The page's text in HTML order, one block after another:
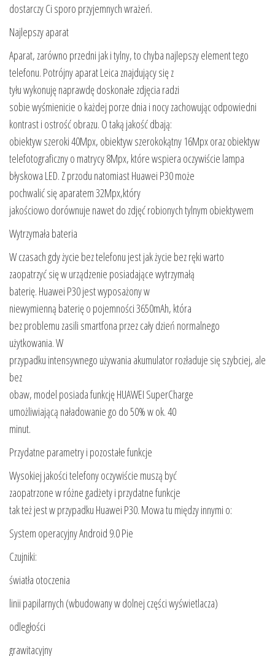
dostarczy Ci sporo przyjemnych wrażeń.
Najlepszy aparat
Aparat, zarówno przedni jak i tylny, to chyba najlepszy element tego
telefonu. Potrójny aparat Leica znajdujący się z
tyłu wykonuję naprawdę doskonałe zdjęcia radzi
sobie wyśmienicie o każdej porze dnia i nocy zachowując odpowiedni
kontrast i ostrość obrazu. O taką jakość dbają:
obiektyw szeroki 40Mpx, obiektyw szerokokątny 16Mpx oraz obiektyw
telefotograficzny o matrycy 8Mpx, które wspiera oczywiście lampa
błyskowa LED. Z przodu natomiast Huawei P30 może
pochwalić się aparatem 32Mpx,który
jakościowo dorównuje nawet do zdjęć robionych tylnym obiektywem
Wytrzymała bateria
W czasach gdy życie bez telefonu jest jak życie bez ręki warto
zaopatrzyć się w urządzenie posiadające wytrzymałą
baterię. Huawei P30 jest wyposażony w
niewymienną baterię o pojemności 3650mAh, która
bez problemu zasili smartfona przez cały dzień normalnego
użytkowania. W
przypadku intensywnego używania akumulator rozładuje się szybciej, ale
bez
obaw, model posiada funkcję HUAWEI SuperCharge
umożliwiającą naładowanie go do 50% w ok. 40
minut.
Przydatne parametry i pozostałe funkcje
Wysokiej jakości telefony oczywiście muszą być
zaopatrzone w różne gadżety i przydatne funkcje
tak też jest w przypadku Huawei P30. Mowa tu między innymi o:
System operacyjny Android 9.0 Pie
Czujniki:
światła otoczenia
linii papilarnych (wbudowany w dolnej części wyświetlacza)
odległości
grawitacyjny